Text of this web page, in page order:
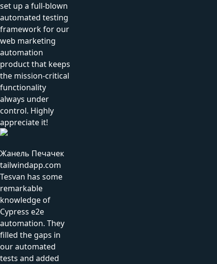
set up a full-blown
automated testing
framework for our
web marketing
automation
product that keeps
the mission-critical
functionality
always under
control. Highly
appreciate it!
Жанель Печачек
tailwindapp.com
Tesvan has some
remarkable
knowledge of
Cypress e2e
automation. They
filled the gaps in
our automated
tests and added